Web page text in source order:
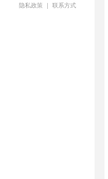
隐私政策 | 联系方式